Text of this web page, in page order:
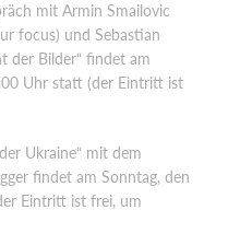
mit Armin Smailovic
focus) und Sebastian
der Bilder“ findet am
Uhr statt (der Eintritt ist
Ukraine“ mit dem
findet am Sonntag, den
Eintritt ist frei, um